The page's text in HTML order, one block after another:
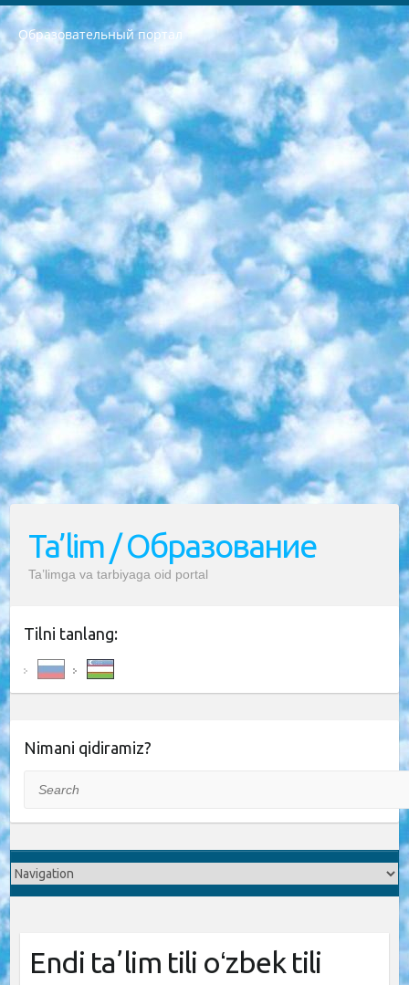
Образовательный портал
РЕСПУБЛИКА УЗБЕКИСТАН МИНИСТРЕРСТВО ДОШКОЛЬНОГО И ШКОЛЬНОГО ОБРАЗОВАНИЯ КОМАНДА в общеобразовательных учреждениях в 2023-2024 учебном году организация и проведение итоговой государственной аттестации обучающихся о Министра дошкольного и школьного образования Республики Узбекистан от 4 марта 2008 года (постановлением Минюста от 20 марта 2008 года № 1778 государственной регистрации) «Итоговое состояние учащихся общего среднего образования на основании положения об утверждении положения об аттестации общего среднего образования выпускной экзамен студентов в образовательных учреждениях в 2023-2024 учебном году В целях организации и прохождения аттестации приказываю: 1. Следующее: перечень предметов, по которым будет проводиться итоговая государственная аттестация и экзамен формы перевода согласно приложению 1; сертификаты международного образца, оценивающие уровень владения иностранными языками перечень согласно приложению 2; 2. Педагогический при специализированных образовательных учреждениях. научно-практический центр квалификации и международной оценки (Д.Давидова) 2024 г. До 25 марта: задания по предметам, по которым будет проводиться итоговая аттестация разработка и утверждение технических условий; итоговая аттестация на основании разработанного предметного задания разработка вопросов по предметам (устно и письменно), экзамен передача; общеобразовательные средние школы и специальные учебные заведения учащиеся выпускных классов школ и интернатов в агентской системе подготовка базы данных экзаменационных материалов и критериев оценки; перевод базы экзаменационных материалов на все языки обучения подать в Республиканский образовательный центр для изготовления; варианты экзаменов на основе разработанных контрольных материалов пусть будут поставлены задачи формирования. 3. Республиканский образовательный центр (Ш.Худайкулов) до 5 апреля 2024 года. до: база данных предоставленных экзаменационных материалов на все языки обучения перевод и экспертиза; для слепых, слабовидящих, глухих, слабослышащих и умственно отсталых детей учащиеся выпускных классов специализированных школ и школ-интернатов база данных экзаменационных материалов на всех преподаваемых языках подготовка критериев оценки; специализированные школы для умственно отсталых детей и технологии для учащихся выпускных классов школ-интернатов разработка соответствующих рекомендаций и критериев проведения ЕГЭ по естествознанию давать задания. 4. Педагогический при специализированных образовательных учреждениях. Научно-практический центр навыков и международной оценки (Д.Давидова), Республика образовательный центр (Худайкулов Ш.) итоговый государственный аттестационный экзамен ориентирован на творческое и логическое мышление при подготовке базы материалов учитывать введение заданий. 5. Следует отметить, что: сертификат государственного образца о знании общеобразовательного предмета и как минимум национальный уровень B1 по предметам на иностранных языках, указанным в Приложении 2. или международно признанный сертификат эквивалентного уровня студенты, изучающие определенный предмет, освобождаются от экзамена; по соответствующим предметам запланирована итоговая государственная аттестация за день до дня, путем жеребьевки Рабочей группой (в письменной форме по предметам, проводимым в форме) из числа сформированных вариантов выбрано 2 варианта; 2 выбранных варианта экзамена анонсированы на официальном сайте министерства и все выпускники по всей стране на основе этих вариантов проводит итоговую государственную аттестацию. 6. Государственное образование учащихся средних общеобразовательных учреждений. знания в соответствии с квалификационными требованиями, которые необходимо приобрести на основании стандартов итоговый (выпускной) контроль для 9 и 11 классов в целях тестирования Экзамены (далее – экзамены) состоят из предметов, перечисленных в приложении 1. будет сделано. 7. Экзамены пройдут с 26 мая по 15 июня 2024 г. (кроме науки физического воспитания). 8. Физическая для учащихся 9 классов общесредних образовательных учреждений. Экзамены по предмету «Образование, квалификация медицина» 1-6 мая 2024 года. сотрудники перевести под присмотр (с отклонениями в физическом или умственном развитии) специализированная школа для детей, школы-интернаты и со сколиозом школы-интернаты санаторного типа для больных детей исключены). 9. Он был слепым, слабовидящим и имел нарушения опорно-двигательного аппарата. экзамены в специализированных школах и интернатах для детей должны проводиться исходя из требований, предъявляемых к общеобразовательным учреждениям (физкультура кроме науки). 10. Специализированная школа для глухих и слабослышащих детей. и экзамены в интернатах и быть реализован в виде письменного теста по математике. 11. Специальность для умственно отсталых детей. Для 9 класса Родной язык и литературное письмо Государственный язык (язык обучения – узбекский). для неклассов) написано Математическое письмо Письменная/устная история Узбекистана Физическое воспитание практично Итоговый контроль Для 11 класса Написание родного языка и литературы (эссе) Математическое письмо Узбекский язык (обучение на узбекском языке) не посещающее общее среднее образование для учреждений)/Образовательное учреждение выбор письменный и устный Иностранный язык письменный/устный Письменная/устная история Узбекистана *По выбору студента:  Химия  Физика  Основы государственного права  География 10 бесплатных образовательных ресурсов - Мы составили подборку онлайн-проектов с интерактивными упражнениями, видеолекциями и статьями. Они помогут вам обрести новые и освежить старые знания бесплатно. 1. «ИНТУИТ» Старейшая образовательная площадка Рунета. Здесь вы найдёте сотни текстовых и видеокурсов на десятки различных тем — от программирования до психологии. Многие курсы подготовлены российскими университетами и крупными международными компаниями вроде Intel и Microsoft. Самостоятельное обучение бесплатное, но желающие могут оплатить услуги персональных наставников. 2. «Смартия» знакомит с актуальными профессиями и подсказывает, как им обучаться. Выбрав заинтересовавшую вас специальность — SMM-специалист, фотограф, веб-дизайнер или другую, — увидите список необходимых для неё умений. Чтобы вы могли освоить их самостоятельно, для каждого умения площадка отображает подборку ссылок на учебные материалы. Хотя «Смартия» ориентируется на русскоязычную аудиторию, часть контента всё же доступна только на английском. 3. «Лекторий Физтеха» Проект Московского физико-технического института (Физтеха). С его помощью вы можете смотреть онлайн серии лекций, записанные на видео в этом вузе. В числе доступных предметов — физика, биология, химия, информационные технологии и другие. К некоторым лекциям администрация ресурса прилагает готовые конспекты, которые можно скачивать в PDF-формате. 4. ITMOcourses Онлайн-площадка Санкт-Петербургского национального исследовательского университета информационных технологий, механики и оптики (ИТМО). Ресурс предоставляет свободный доступ к курсам, разработанным в этом вузе. Каталог материалов разбит на четыре категории: «Оптические системы и технологии», «Приборостроение и робототехника», «Информационные технологии» и «Биотехнологии». Курсы состоят из видеолекций, интерактивных демонстраций и заданий. 5. «КиберЛенинка» Электронная научная библиотека открытого доступа. Каталог площадки регулярно обрастает текстами статей из различных научных изданий. Сгруппированные по журналам и рубрикам публикации можно читать онлайн или скачивать целиком в PDF-формате. Проект нацелен на популяризацию науки за счёт открытого доступа к качественной информации. 6. «ПостНаука» На этом ресурсе публикуют подборки видеолекций, составленные экспертами из разных отраслей и объединённые общими темами. Среди них, к примеру, есть серии «Биоинформатика и геномика», «Культура средневековой Скандинавии» и Cinema Studies о теории кино. Каждая подборка лекций — логически связанная история, рассказанная экспертом от первого лица. Кроме того, на сайте появляются научно-образовательные статьи и тесты на разные темы. 7. «Newочём» Команда проекта «Newочём» отбирает самые интересные тексты из англоязычных СМИ и переводит те из них, за которые голосуют участники сообщества «ВКонтакте». По большей части это научно-популярные статьи. Редакторы придумывают лишь заголовки, в остальном содержание переводов соответствует оригиналам. Полные тексты можно читать прямо в социальной сети. 8. InternetUrok Онлайн-база материалов по основным дисциплинам школьной программы. Информация на сайте структурирована по классам, предметам и темам (урокам). Каждый урок состоит из видеолекций и конспектов. Есть также интерактивные тренажёры и тесты для закрепления пройденного материала. Даже если вы давно окончили школу, возможность повторить программу старших классов всегда может пригодиться. 9. Edutainme Ещё один ресурс об образовании. В отличие от Newtonew, как мне кажется, Edutainme больше ориентируется на представителей индустрии: педагогов, предпринимателей, разработчиков образовательных проектов. Но и любой, кто просто стремится к саморазвитию, найдёт на сайте много полезного и интересного для себя. Например, информацию о новых курсах и образовательных сервисах. 10. Newtonew Онлайн-медиа об образовании и обучении в широком смысле. Авторы Newtonew пишут об инструментах, заведениях, тактиках и стратегиях, которые помогают учить других и получать новые знания самостоятельно. На этой площадке вы найдёте новости, обзоры, аналитические мат
Ta’lim / Образование
Ta’limga va tarbiyaga oid portal
Tilni tanlang:
Nimani qidiramiz?
Endi taʼlim tili oʻzbek tili